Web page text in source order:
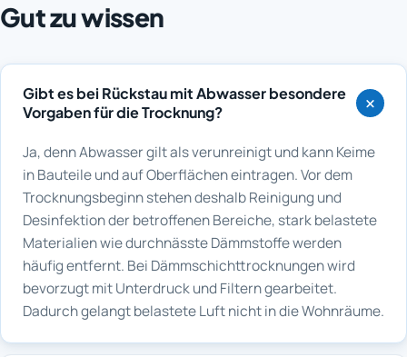
Gut zu wissen
Gibt es bei Rückstau mit Abwasser besondere
Vorgaben für die Trocknung?
Ja, denn Abwasser gilt als verunreinigt und kann Keime
in Bauteile und auf Oberflächen eintragen. Vor dem
Trocknungsbeginn stehen deshalb Reinigung und
Desinfektion der betroffenen Bereiche, stark belastete
Materialien wie durchnässte Dämmstoffe werden
häufig entfernt. Bei Dämmschichttrocknungen wird
bevorzugt mit Unterdruck und Filtern gearbeitet.
Dadurch gelangt belastete Luft nicht in die Wohnräume.